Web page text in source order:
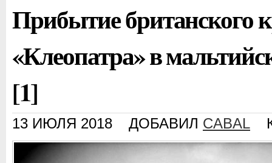
Прибытие британского
«Клеопатра» в
[1]
13 ИЮЛЯ 2018 ДОБАВИЛ CABAL